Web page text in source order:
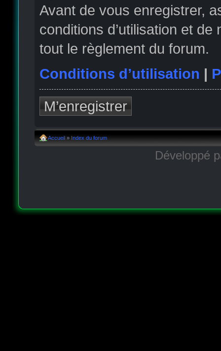
Avant de vous enregistrer,
conditions d’utilisation et
tout le règlement du forum.
Conditions d’utilisation |
M’enregistrer
Accueil » Index du forum
Développé